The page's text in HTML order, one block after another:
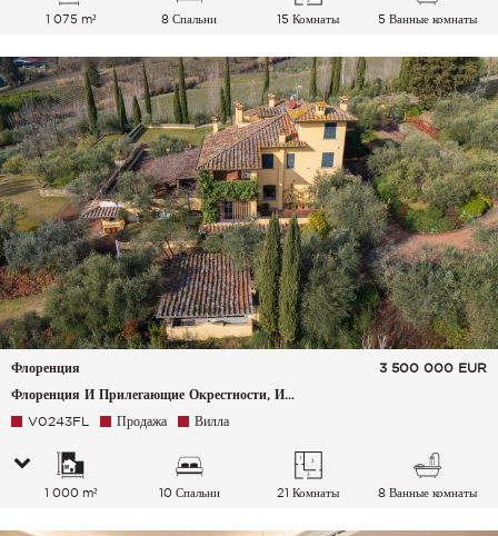
1 075 m² 8 Спальни 15 Комнаты 5 Ванные комнаты
Флоренция
Флоренция И Прилегающие Окрестности, Италия
3 500 000 EUR
V0243FL Продажа Вилла
1 000 m² 10 Спальни 21 Комнаты 8 Ванные комнаты